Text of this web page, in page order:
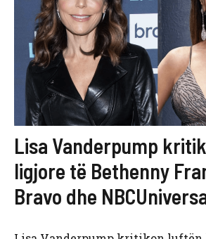
Lisa Vanderpump
ligjore të Bethenny
Bravo dhe